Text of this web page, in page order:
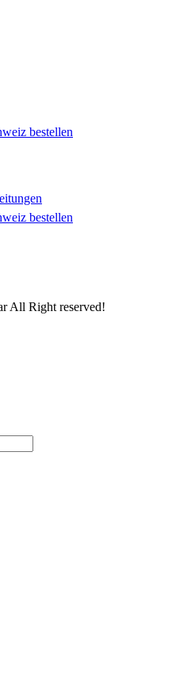
bestellen
bestellen
All Right reserved!